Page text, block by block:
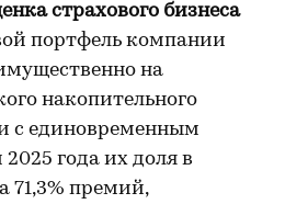
страхового бизнеса
портфель компании
на
накопительного
с единовременным
года их доля в
71,3% премий,